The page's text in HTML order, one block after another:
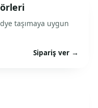
taşımaya uygun
Sipariş ver →